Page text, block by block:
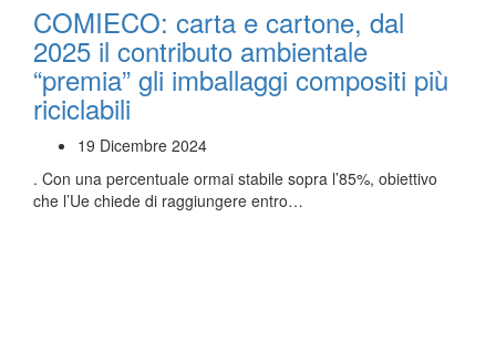
COMIECO: carta e cartone, dal
2025 il contributo ambientale
“premia” gli imballaggi compositi più
riciclabili
19 Dicembre 2024
. Con una percentuale ormai stabile sopra l’85%, obiettivo
che l’Ue chiede di raggiungere entro…